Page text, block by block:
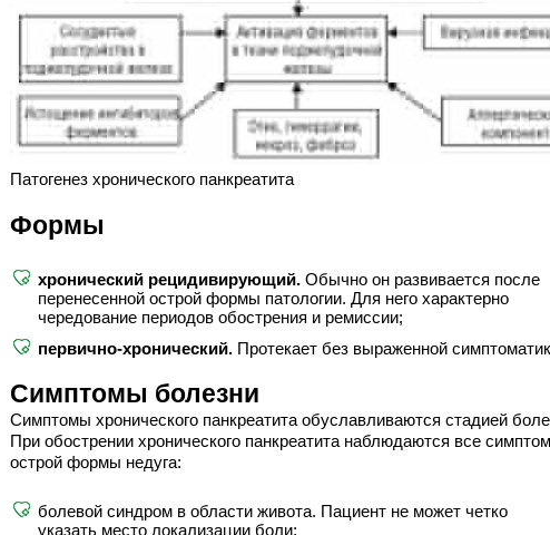
Патогенез хронического панкреатита
Формы
хронический рецидивирующий. Обычно он развивается после
перенесенной острой формы патологии. Для него характерно
чередование периодов обострения и ремиссии;
первично-хронический. Протекает без выраженной
Симптомы болезни
Симптомы хронического панкреатита обуславливаются стадией
При обострении хронического панкреатита наблюдаются все
острой формы недуга:
болевой синдром в области живота. Пациент не может четко
указать место локализации боли;